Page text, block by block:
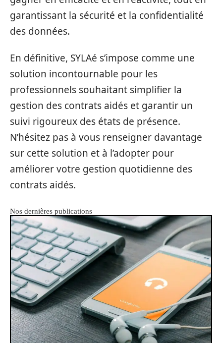
garantissant la sécurité et la confidentialité
des données.
En définitive, SYLAé s’impose comme une
solution incontournable pour les
professionnels souhaitant simplifier la
gestion des contrats aidés et garantir un
suivi rigoureux des états de présence.
N’hésitez pas à vous renseigner davantage
sur cette solution et à l’adopter pour
améliorer votre gestion quotidienne des
contrats aidés.
Nos dernières publications